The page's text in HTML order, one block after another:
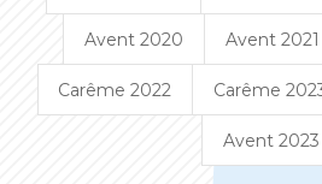
Avent 2020 Avent 2021
Carême 2022 Carême
Avent 2023